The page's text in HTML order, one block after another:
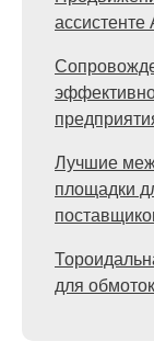
ассистенте
Лучшие
площадки
для обмоток